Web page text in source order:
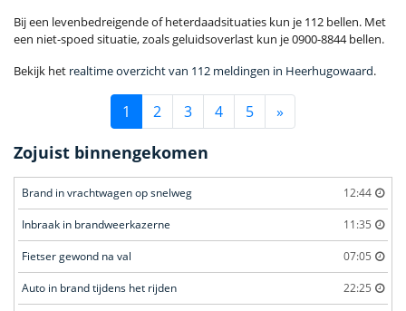
Bij een levenbedreigende of heterdaadsituaties kun je 112 bellen. Met
een niet-spoed situatie, zoals geluidsoverlast kun je 0900-8844 bellen.
Bekijk het realtime overzicht van 112 meldingen in Heerhugowaard.
1 2 3 4 5 »
Zojuist binnengekomen
Brand in vrachtwagen op snelweg 12:44
Inbraak in brandweerkazerne 11:35
Fietser gewond na val 07:05
Auto in brand tijdens het rijden 22:25